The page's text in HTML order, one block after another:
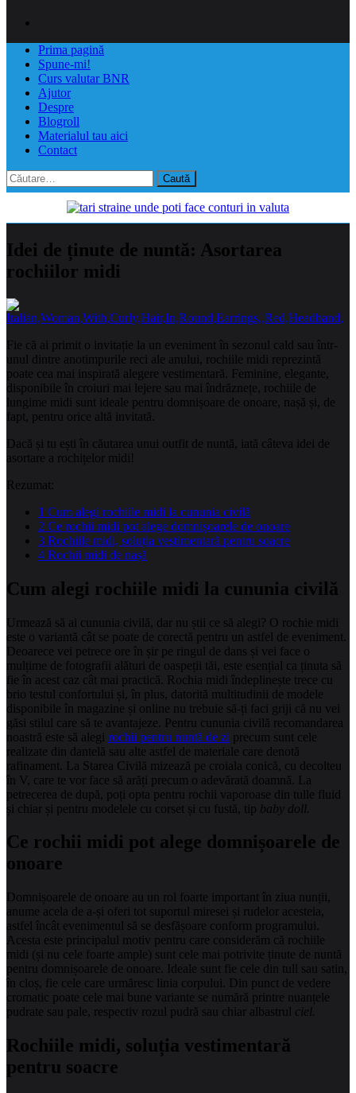
Prima pagină
Spune-mi!
Curs valutar BNR
Ajutor
Despre
Blogroll
Materialul tau aici
Contact
Caută
după:
Idei de ținute de nuntă: Asortarea
rochiilor midi
Fie că ai primit o invitație la un eveniment în sezonul cald sau într-
unul dintre anotimpurile reci ale anului, rochiile midi reprezintă
poate cea mai inspirată alegere vestimentară. Feminine, elegante,
disponibile în croiuri mai lejere sau mai îndrăznețe, rochiile de
lungime midi sunt ideale pentru domnișoare de onoare, nașă și, de
fapt, pentru orice altă invitată.
Dacă și tu ești în căutarea unui outfit de nuntă, iată câteva idei de
asortare a rochițelor midi!
Rezumat:
1 Cum alegi rochiile midi la cununia civilă
2 Ce rochii midi pot alege domnișoarele de onoare
3 Rochiile midi, soluția vestimentară pentru soacre
4 Rochii midi de nașă
Cum alegi rochiile midi la cununia civilă
Urmează să ai cununia civilă, dar nu știi ce să alegi? O rochie midi
este o variantă cât se poate de corectă pentru un astfel de eveniment.
Deoarece vei petrece ore în șir pe ringul de dans și vei face o
mulțime de fotografii alături de oaspeții tăi, este esențial ca ținuta să
fie în acest caz cât mai practică. Rochia midi îndeplinește trece cu
brio testul confortului și, în plus, datorită multitudinii de modele
disponibile în magazine și online nu trebuie să-ți faci griji că nu vei
găsi stilul care să te avantajeze. Pentru cununia civilă recomandarea
noastră este să alegi rochii pentru nuntă de zi precum sunt cele
realizate din dantelă sau alte astfel de materiale care denotă
rafinament. La Starea Civilă mizează pe croiala conică, cu decolteu
în V, care te vor face să arăți precum o adevărată doamnă. La
petrecerea de după, poți opta pentru rochii vaporoase din tulle fluid
și chiar și pentru modelele cu corset și cu fustă, tip baby doll.
Ce rochii midi pot alege domnișoarele de
onoare
Domnișoarele de onoare au un rol foarte important în ziua nunții,
anume acela de a-și oferi tot suportul miresei și rudelor acesteia,
astfel încât evenimentul să se desfășoare conform programului.
Acesta este principalul motiv pentru care considerăm că rochiile
midi (și nu cele foarte ample) sunt cele mai potrivite ținute de nuntă
pentru domnișoarele de onoare. Ideale sunt fie cele din tull sau satin,
în cloș, fie cele care urmăresc linia corpului. Din punct de vedere
cromatic poate cele mai bune variante se numără printre nuanțele
pudrate sau pale, respectiv rozul pudră sau chiar albastrul ciel.
Rochiile midi, soluția vestimentară
pentru soacre